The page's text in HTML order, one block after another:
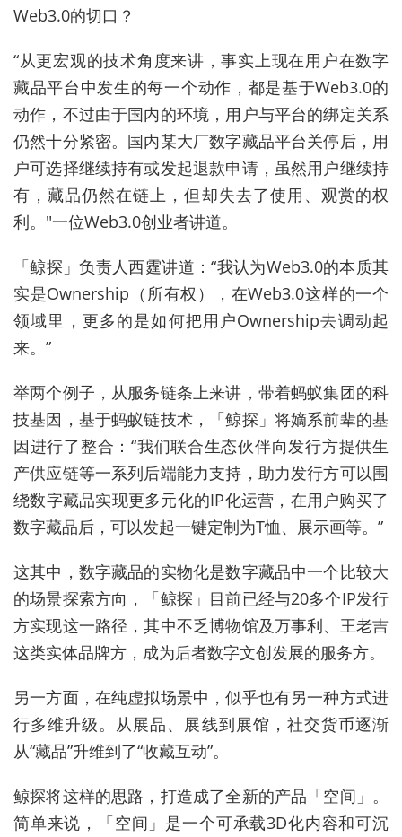
Web3.0的切口？
“从更宏观的技术角度来讲，事实上现在用户在数字
藏品平台中发生的每一个动作，都是基于Web3.0的
动作，不过由于国内的环境，用户与平台的绑定关系
仍然十分紧密。国内某大厂数字藏品平台关停后，用
户可选择继续持有或发起退款申请，虽然用户继续持
有，藏品仍然在链上，但却失去了使用、观赏的权
利。"一位Web3.0创业者讲道。
「鲸探」负责人西霆讲道：“我认为Web3.0的本质其
实是Ownership（所有权），在Web3.0这样的一个
领域里，更多的是如何把用户Ownership去调动起
来。”
举两个例子，从服务链条上来讲，带着蚂蚁集团的科
技基因，基于蚂蚁链技术，「鲸探」将嫡系前辈的基
因进行了整合：“我们联合生态伙伴向发行方提供生
产供应链等一系列后端能力支持，助力发行方可以围
绕数字藏品实现更多元化的IP化运营，在用户购买了
数字藏品后，可以发起一键定制为T恤、展示画等。”
这其中，数字藏品的实物化是数字藏品中一个比较大
的场景探索方向，「鲸探」目前已经与20多个IP发行
方实现这一路径，其中不乏博物馆及万事利、王老吉
这类实体品牌方，成为后者数字文创发展的服务方。
另一方面，在纯虚拟场景中，似乎也有另一种方式进
行多维升级。从展品、展线到展馆，社交货币逐渐
从“藏品”升维到了“收藏互动”。
鲸探将这样的思路，打造成了全新的产品「空间」。
简单来说，「空间」是一个可承载3D化内容和可沉